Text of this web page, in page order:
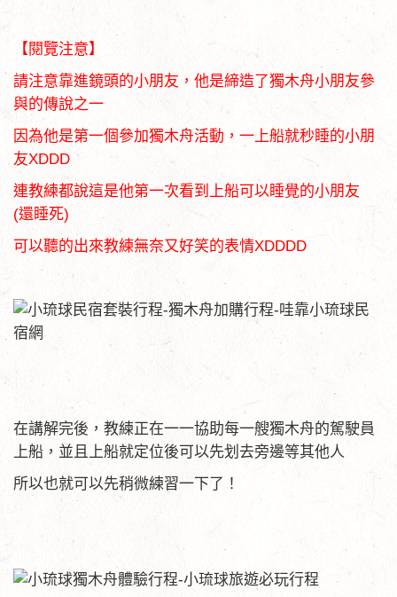
【閱覽注意】
請注意靠進鏡頭的小朋友，他是締造了獨木舟小朋友參
與的傳說之一
因為他是第一個參加獨木舟活動，一上船就秒睡的小朋
友XDDD
連教練都說這是他第一次看到上船可以睡覺的小朋友
(還睡死)
可以聽的出來教練無奈又好笑的表情XDDDD
在講解完後，教練正在一一協助每一艘獨木舟的駕駛員
上船，並且上船就定位後可以先划去旁邊等其他人
所以也就可以先稍微練習一下了！